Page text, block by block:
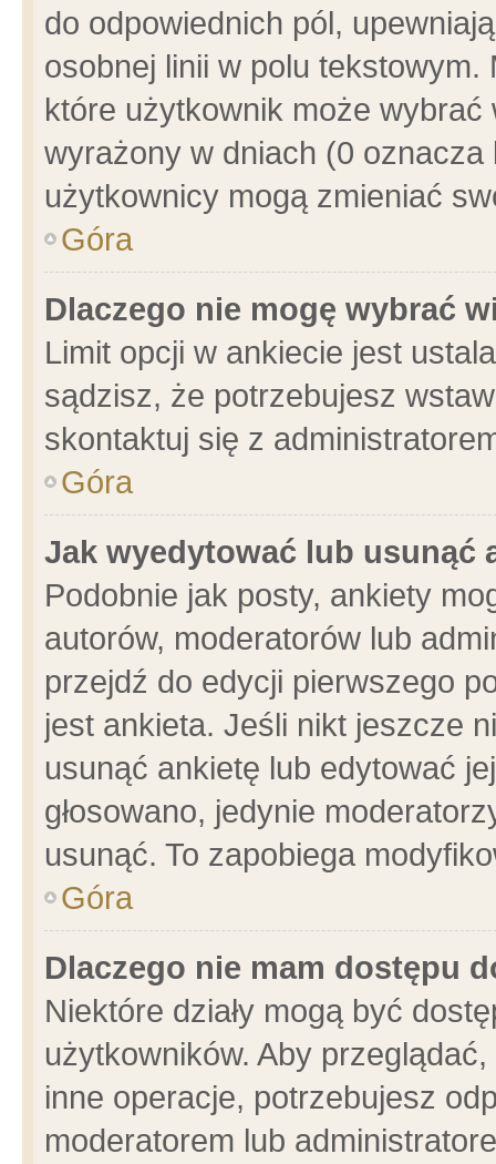
do odpowiednich pól,
osobnej linii w polu
które użytkownik może
wyrażony w dniach (0
użytkownicy mogą zmieniać
Góra
Dlaczego nie mogę wybrać
Limit opcji w ankiecie jest
sądzisz, że potrzebujesz
skontaktuj się z
Góra
Jak wyedytować lub usunąć
Podobnie jak posty, ankiety
autorów, moderatorów lub
przejdź do edycji pierwszego
jest ankieta. Jeśli nikt jeszcze
usunąć ankietę lub edytować
głosowano, jedynie
usunąć. To zapobiega
Góra
Dlaczego nie mam dostępu
Niektóre działy mogą być
użytkowników. Aby
inne operacje, potrzebujesz
moderatorem lub